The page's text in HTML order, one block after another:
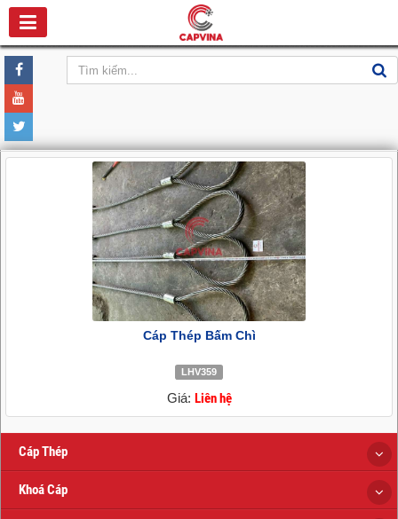
Cáp Thép Bấm Chì
LHV359
Giá: Liên hệ
Cáp Thép
Khoá Cáp